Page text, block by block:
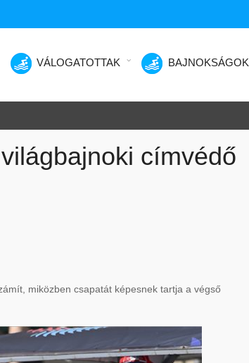
VÁLOGATOTTAK BAJNOKSÁGOK
címvédő
miközben csapatát képesnek tartja a végső